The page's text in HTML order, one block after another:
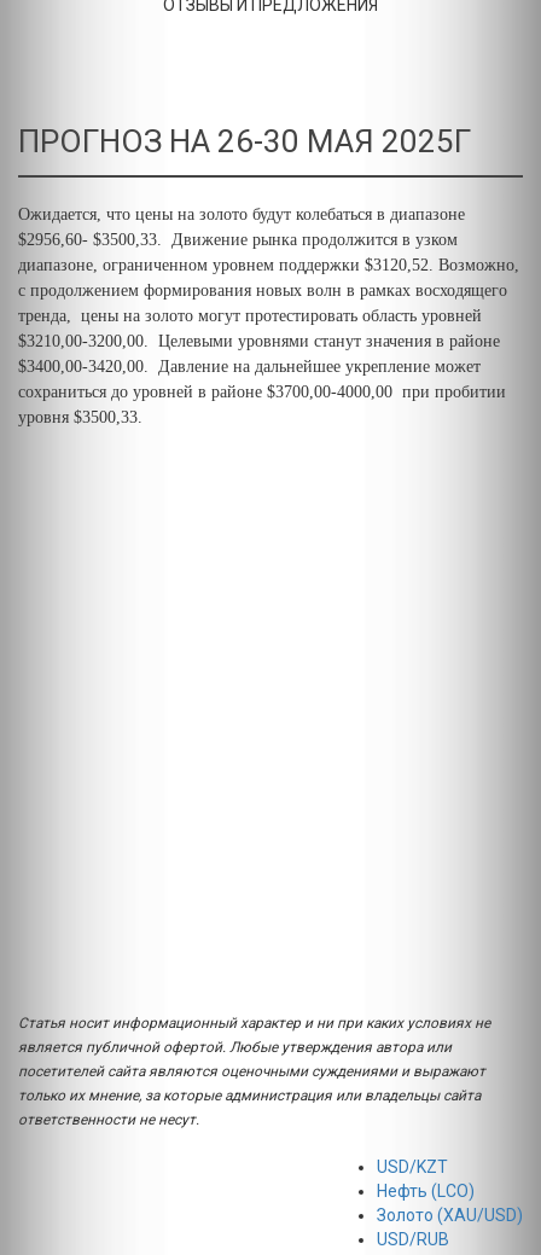
ОТЗЫВЫ И ПРЕДЛОЖЕНИЯ
ПРОГНОЗ НА 26-30 МАЯ 2025Г
Ожидается, что цены на золото будут колебаться в диапазоне
$2956,60- $3500,33. Движение рынка продолжится в узком
диапазоне, ограниченном уровнем поддержки $3120,52. Возможно,
с продолжением формирования новых волн в рамках восходящего
тренда, цены на золото могут протестировать область уровней
$3210,00-3200,00. Целевыми уровнями станут значения в районе
$3400,00-3420,00. Давление на дальнейшее укрепление может
сохраниться до уровней в районе $3700,00-4000,00 при пробитии
уровня $3500,33.
Статья носит информационный характер и ни при каких условиях не
является публичной офертой. Любые утверждения автора или
посетителей сайта являются оценочными суждениями и выражают
только их мнение, за которые администрация или владельцы сайта
ответственности не несут.
USD/KZT
Нефть (LCO)
Золото (XAU/USD)
USD/RUB